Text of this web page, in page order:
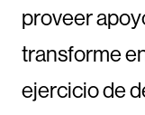
proveer
transforme
ejercicio de